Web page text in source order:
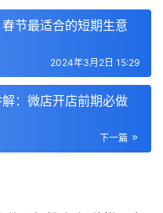
节最适合的短期生意
2024年3月2日 15:29
：微店开店前期必做
下一篇